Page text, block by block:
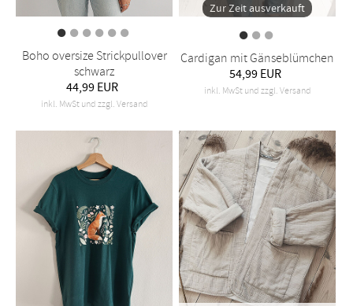
Boho oversize Strickpullover
schwarz
44,99 EUR
inkl. MwSt und zzgl. Versand
Zur Zeit ausverkauft
Cardigan mit Gänseblümchen
54,99 EUR
inkl. MwSt und zzgl. Versand